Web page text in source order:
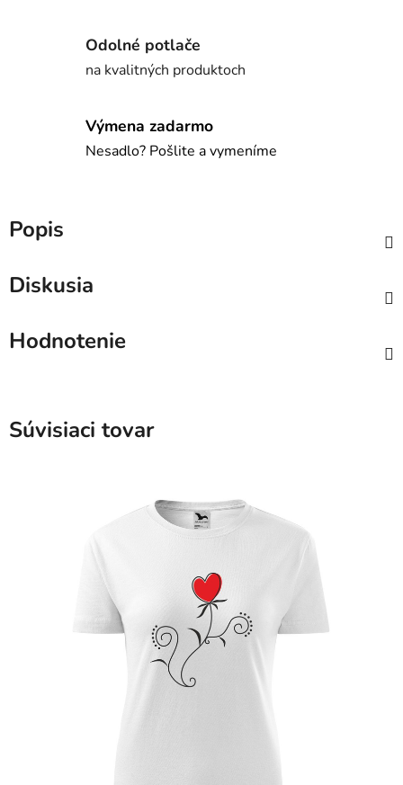
Odolné potlače
na kvalitných produktoch
Výmena zadarmo
Nesadlo? Pošlite a vymeníme
Popis
Diskusia
Hodnotenie
Súvisiaci tovar